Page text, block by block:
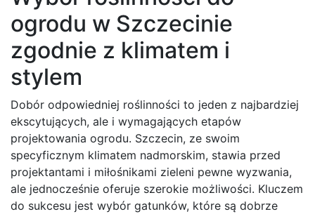
ogrodu w Szczecinie
zgodnie z klimatem i
stylem
Dobór odpowiedniej roślinności to jeden z najbardziej
ekscytujących, ale i wymagających etapów
projektowania ogrodu. Szczecin, ze swoim
specyficznym klimatem nadmorskim, stawia przed
projektantami i miłośnikami zieleni pewne wyzwania,
ale jednocześnie oferuje szerokie możliwości. Kluczem
do sukcesu jest wybór gatunków, które są dobrze